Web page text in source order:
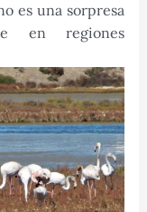
es una sorpresa
en regiones